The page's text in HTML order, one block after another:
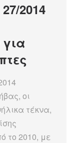
2014
οι
τέκνα,
το 2010, με